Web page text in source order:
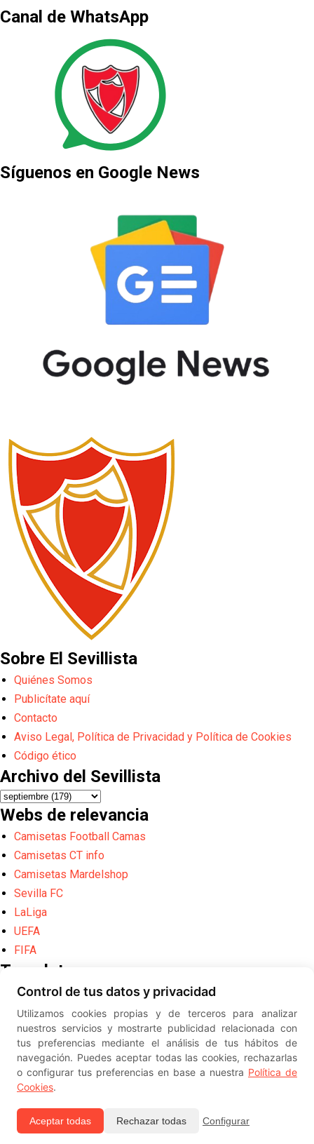
Canal de WhatsApp
Síguenos en Google News
Sobre El Sevillista
Quiénes Somos
Publicítate aquí
Contacto
Aviso Legal, Política de Privacidad y Política de Cookies
Código ético
Archivo del Sevillista
Webs de relevancia
Camisetas Football Camas
Camisetas CT info
Camisetas Mardelshop
Sevilla FC
LaLiga
UEFA
FIFA
Translate
Powered by
Translate
Diseño web creado por Erick
© ElSevillista.es - Información sobre
el Sevilla FC, Sevilla Atlético, Sevilla Femenino y su Cantera
-- --
Control de tus datos y privacidad
Utilizamos cookies propias y de terceros para analizar
nuestros servicios y mostrarte publicidad relacionada con
tus preferencias mediante el análisis de tus hábitos de
navegación. Puedes aceptar todas las cookies, rechazarlas
o configurar tus preferencias en base a nuestra Política de
Cookies.
Aceptar todas Rechazar todas Configurar
2026